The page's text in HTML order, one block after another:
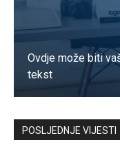
Ovdje može biti
tekst
Kontaktirajte nas
POSLJEDNJE VIJESTI